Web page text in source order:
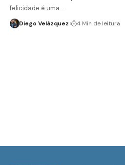
felicidade é uma…
Diego Velázquez 4 Min de leitura